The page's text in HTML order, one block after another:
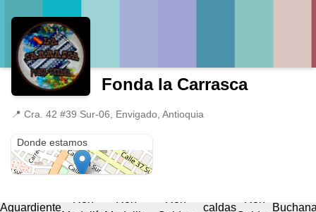
Fonda la Carrasca
📍 Cra. 42 #39 Sur-06, Envigado, Antioquia
Donde estamos
Aguardiente
caldas